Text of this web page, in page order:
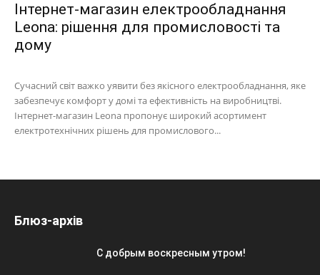
Інтернет-магазин електрообладнання
Leona: рішення для промисловості та
дому
Сучасний світ важко уявити без якісного електрообладнання, яке
забезпечує комфорт у домі та ефективність на виробництві.
Інтернет-магазин Leona пропонує широкий асортимент
електротехнічних рішень для промислового...
Блюз-архів
С добрым воскресным утром!